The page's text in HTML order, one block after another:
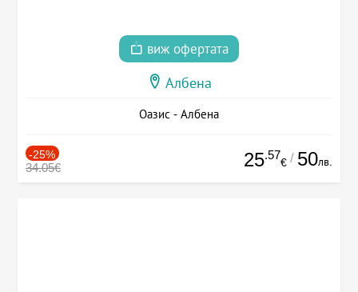
виж офертата
Албена
Оазис - Албена
-25%
34.05€ 25.57
€ / 50лв.